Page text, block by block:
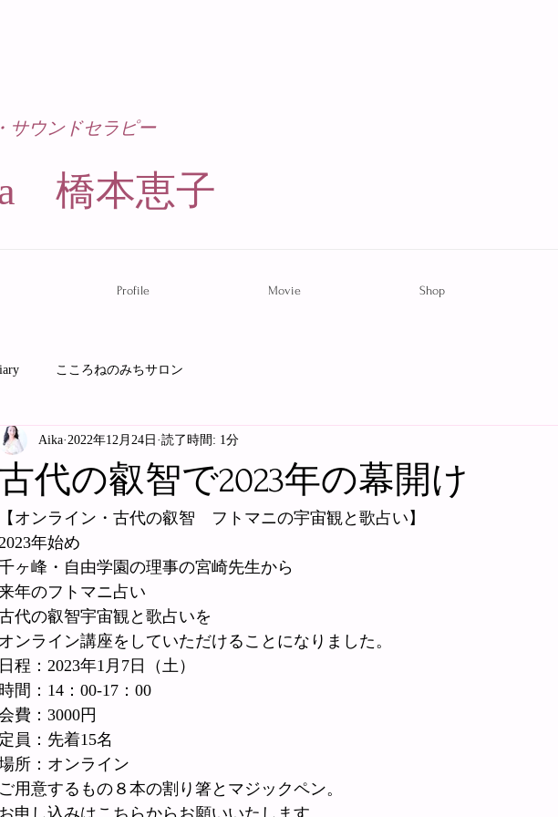
サウンドセラピー
橋本恵子​
Profile Movie Shop
こころねのみちサロン
代の叡智で2023年の幕開け
Aika 2022年12月24日 読了時間: 1分
【オンライン・古代の叡智　フトマニの宇宙観と歌占い】
2023年始め
ヶ峰・自由学園の理事の宮崎先生から
年のフトマニ占い
代の叡智宇宙観と歌占いを
オンライン講座をしていただけることになりました。
日程：2023年1月7日（土）
時間：14：00-17：00
費：3000円
定員：先着15名
所：オンライン
ご用意するもの８本の割り箸とマジックペン。
お申し込みはこちらからお願いいたします。